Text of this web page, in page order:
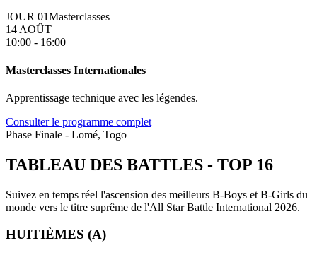
JOUR 01Masterclasses
14 AOÛT
10:00 - 16:00
Masterclasses Internationales
Apprentissage technique avec les légendes.
Consulter le programme complet
Phase Finale - Lomé, Togo
TABLEAU DES BATTLES - TOP 16
Suivez en temps réel l'ascension des meilleurs B-Boys et B-Girls du
monde vers le titre suprême de l'All Star Battle International 2026.
HUITIÈMES (A)